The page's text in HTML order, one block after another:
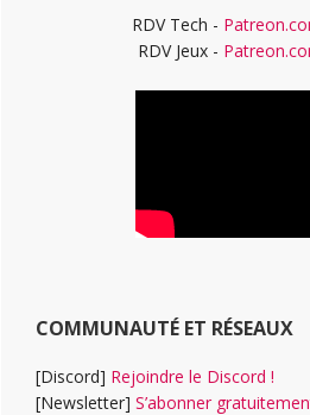
RDV Tech -
RDV Jeux -
COMMUNAUTÉ ET RÉSEAUX
[Discord] Rejoindre le Discord !
[Newsletter] S’abonner